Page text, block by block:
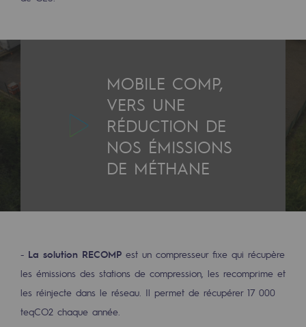
MOBILE COMP,
VERS UNE
RÉDUCTION DE
NOS ÉMISSIONS
DE MÉTHANE
- La solution RECOMP est un compresseur fixe qui récupère
les émissions des stations de compression, les recomprime et
les réinjecte dans le réseau. Il permet de récupérer 17 000
teqCO2 chaque année.